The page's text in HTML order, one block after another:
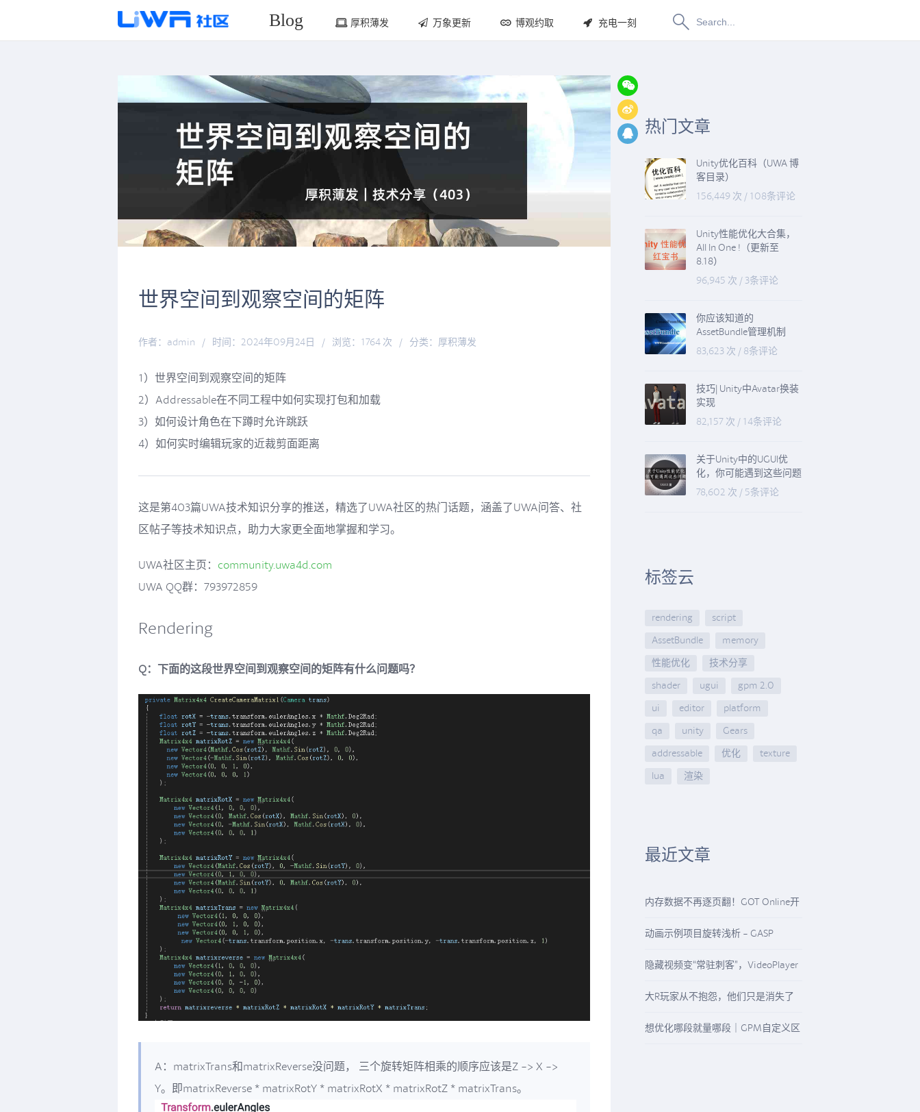
Blog 厚积薄发 万象更新 博观约取 充电一刻 博物纳新
世界空间到观察空间的矩阵
作者：admin / 时间：2024年09月24日 / 浏览：1764 次 / 分类： 厚积薄发
1）世界空间到观察空间的矩阵
2）Addressable在不同工程中如何实现打包和加载
3）如何设计角色在下蹲时允许跳跃
4）如何实时编辑玩家的近裁剪面距离
这是第403篇UWA技术知识分享的推送，精选了UWA社区的热门话题，涵盖了UWA问答、社
区帖子等技术知识点，助力大家更全面地掌握和学习。
UWA社区主页： community.uwa4d.com
UWA QQ群：793972859
Rendering
Q：下面的这段世界空间到观察空间的矩阵有什么问题吗？
A：matrixTrans和matrixReverse没问题， 三个旋转矩阵相乘的顺序应该是Z -> X ->
Y。即matrixReverse * matrixRotY * matrixRotX * matrixRotZ * matrixTrans。
热门文章
Unity优化百科（UWA 博
客目录）
156,449 次 / 108条评论
Unity性能优化大合集，
All In One !（更新至
8.18）
96,945 次 / 3条评论
你应该知道的
AssetBundle管理机制
83,623 次 / 8条评论
技巧| Unity中Avatar换装
实现
82,157 次 / 14条评论
关于Unity中的UGUI优
化，你可能遇到这些问题
78,602 次 / 5条评论
标签云
rendering
script
AssetBundle
memory
性能优化
技术分享
shader
ugui
gpm 2.0
ui
editor
platform
qa
unity
Gears
addressable
优化
texture
lua
渲染
最近文章
内存数据不再逐页翻！GOT Online开
启“精准降本增效”模式
动画示例项目旋转浅析 - GASP
Rotation
隐藏视频变“常驻刺客”，VideoPlayer
与“N/A”纹理该怎么查
大R玩家从不抱怨，他们只是消失了
想优化哪段就量哪段｜GPM自定义区